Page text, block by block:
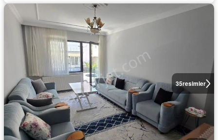
35resimler